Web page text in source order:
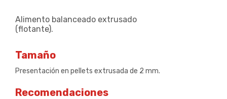
Alimento balanceado extrusado
(flotante).
Tamaño
Presentación en pellets extrusada de 2 mm.
Recomendaciones